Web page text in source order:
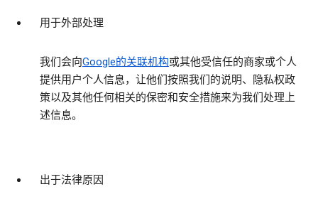
用于外部处理
我们会向Google的关联机构或其他受信任的商家或个人
提供用户个人信息，让他们按照我们的说明、隐私权政
策以及其他任何相关的保密和安全措施来为我们处理上
述信息。
出于法律原因